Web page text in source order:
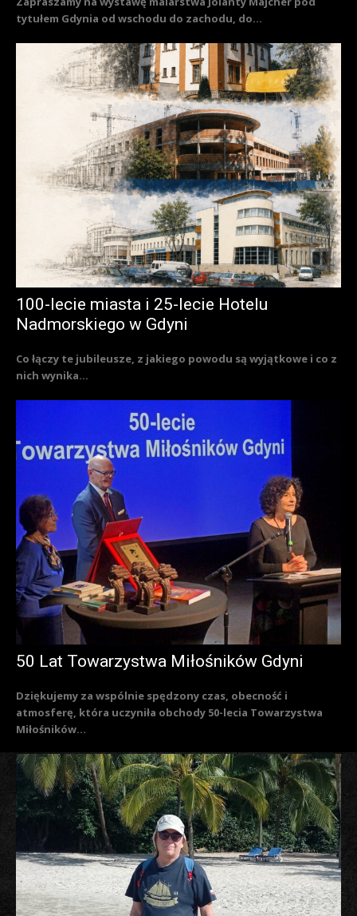
tytułem Gdynia od wschodu do zachodu, do...
100-lecie miasta i 25-lecie Hotelu
Nadmorskiego w Gdyni
Co łączy te jubileusze, z jakiego powodu są wyjątkowe i co z
nich wynika...
50 Lat Towarzystwa Miłośników Gdyni
Dziękujemy za wspólnie spędzony czas, obecność i
atmosferę, która uczyniła obchody 50-lecia Towarzystwa
Miłośników...